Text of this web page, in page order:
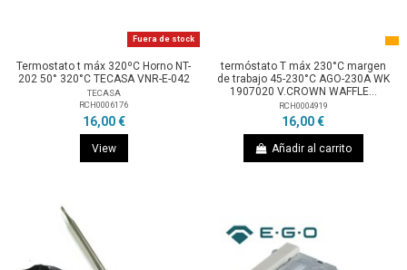
Fuera de stock
Termostato t máx 320ºC Horno NT-
202 50° 320°C TECASA VNR-E-042
TECASA
RCH0006176
16,00 €
View
termóstato T máx 230°C margen
de trabajo 45-230°C AGO-230A WK
1907020 V.CROWN WAFFLE...
RCH0004919
16,00 €
Añadir al carrito